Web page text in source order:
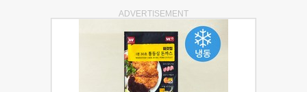
ADVERTISEMENT